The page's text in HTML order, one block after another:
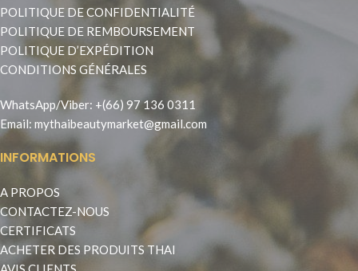
POLITIQUE DE CONFIDENTIALITÉ
POLITIQUE DE REMBOURSEMENT
POLITIQUE D’EXPÉDITION
CONDITIONS GÉNÉRALES
WhatsApp/Viber: +(66) 97 136 0311
Email: mythaibeautymarket@gmail.com
INFORMATIONS
A PROPOS
CONTACTEZ-NOUS
CERTIFICATS
ACHETER DES PRODUITS THAI